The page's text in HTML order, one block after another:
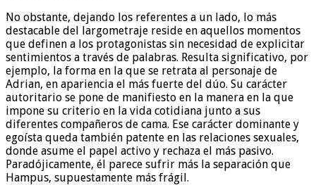
No obstante, dejando los referentes a un lado, lo más
destacable del largometraje reside en aquellos momentos
que definen a los protagonistas sin necesidad de explicitar
sentimientos a través de palabras. Resulta significativo, por
ejemplo, la forma en la que se retrata al personaje de
Adrian, en apariencia el más fuerte del dúo. Su carácter
autoritario se pone de manifiesto en la manera en la que
impone su criterio en la vida cotidiana junto a sus
diferentes compañeros de cama. Ese carácter dominante y
egoísta queda también patente en las relaciones sexuales,
donde asume el papel activo y rechaza el más pasivo.
Paradójicamente, él parece sufrir más la separación que
Hampus, supuestamente más frágil.